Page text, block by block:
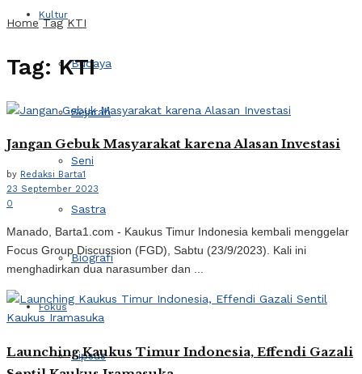
Kultur
Budaya
Sejarah
Seni
Sastra
Biografi
Fokus
Lipsus
Home Tag KTI
Tag:KTI
Jangan Gebuk Masyarakat karena Alasan Investasi
by Redaksi Barta1
23 September 2023
0
Manado, Barta1.com - Kaukus Timur Indonesia kembali menggelar
Focus Group Discussion (FGD), Sabtu (23/9/2023). Kali ini
menghadirkan dua narasumber dan ...
Launching Kaukus Timur Indonesia, Effendi Gazali